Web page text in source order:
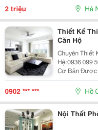
Như Thế Nào? - Bạn Không Đo Lường Hết Được
2 triệu Hà
Thiết Kế
Căn Hộ
Chuyên Thiết
Hệ:0936 099 509 0962
Cơ Bản Được
Dựng, Cho
Cũng Trở
0902 *** *** Hồ
Nội Thất